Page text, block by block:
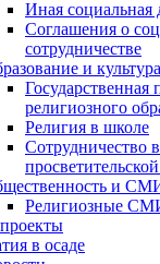
Иная социальная
Соглашения о
сотрудничестве
и культура
Государственная
религиозного
Религия в школе
Сотрудничество
и
Религиозные
в осаде